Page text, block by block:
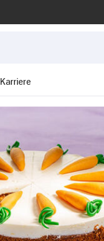
Karriere